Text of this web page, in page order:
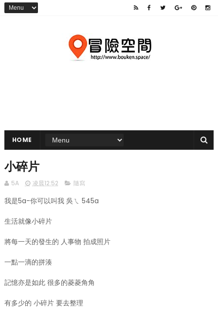
HOME
小碎片
5A 凌晨12:52 隨寫
我是5a-你可以叫我 吳ㄟ 545a
生活就像小碎片
將每一天的發生的 人事物 拍成照片
一點一滴的拼湊
記憶亦是如此 很多的菱菱角角
有多少的 小碎片 要去整理